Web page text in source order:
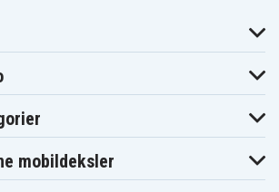
mobildeksler